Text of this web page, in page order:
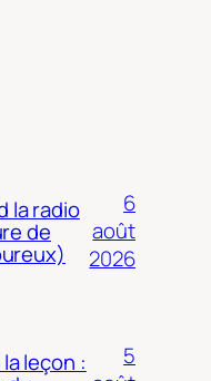
la radio
de
6
août
2026
leçon :
5